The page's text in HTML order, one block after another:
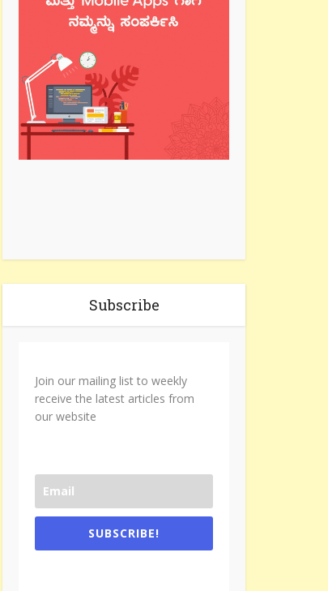
Subscribe
Join our mailing list to weekly
receive the latest articles from
our website
SUBSCRIBE!